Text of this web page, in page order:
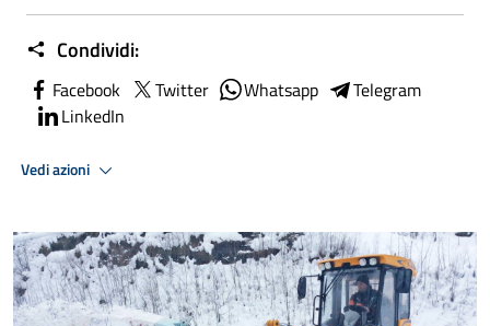
Condividi:
Facebook Twitter Whatsapp
Telegram
LinkedIn
Vedi azioni